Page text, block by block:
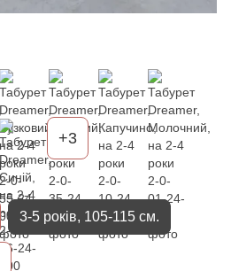
+3
3-5 років, 105-115 см.